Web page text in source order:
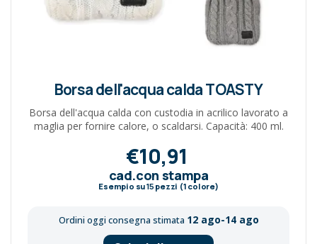
Borsa dell'acqua calda TOASTY
Borsa dell'acqua calda con custodia in acrilico lavorato a
maglia per fornire calore, o scaldarsi. Capacità: 400 ml.
€10,91
cad.con stampa
Esempio su15 pezzi (1 colore)
Ordini oggi consegna stimata 12 ago-14 ago